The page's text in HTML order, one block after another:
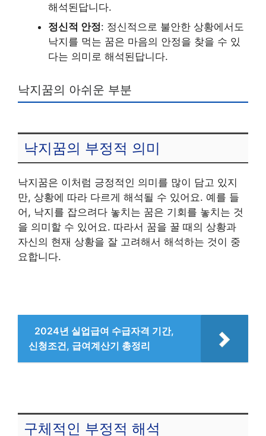
해석된답니다.
정신적 안정: 정신적으로 불안한 상황에서도
낙지를 먹는 꿈은 마음의 안정을 찾을 수 있
다는 의미로 해석된답니다.
낙지꿈의 아쉬운 부분
낙지꿈의 부정적 의미
낙지꿈은 이처럼 긍정적인 의미를 많이 담고 있지
만, 상황에 따라 다르게 해석될 수 있어요. 예를 들
어, 낙지를 잡으려다 놓치는 꿈은 기회를 놓치는 것
을 의미할 수 있어요. 따라서 꿈을 꿀 때의 상황과
자신의 현재 상황을 잘 고려해서 해석하는 것이 중
요합니다.
2024년 실업급여 수급자격 기간,
신청조건, 급여계산기 총정리
구체적인 부정적 해석